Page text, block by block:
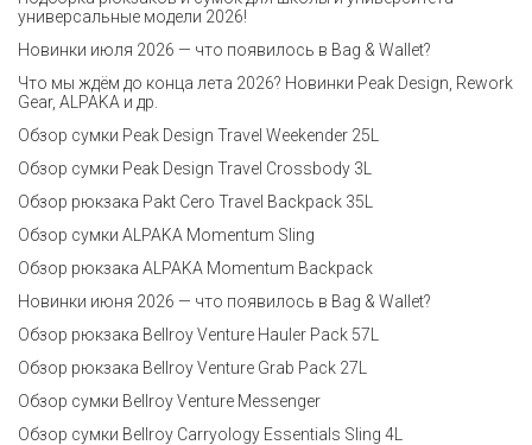
универсальные модели 2026!
Новинки июля 2026 — что появилось в Bag & Wallet?
Что мы ждём до конца лета 2026? Новинки Peak Design, Rework
Gear, ALPAKA и др.
Обзор сумки Peak Design Travel Weekender 25L
Обзор сумки Peak Design Travel Crossbody 3L
Обзор рюкзака Pakt Cero Travel Backpack 35L
Обзор сумки ALPAKA Momentum Sling
Обзор рюкзака ALPAKA Momentum Backpack
Новинки июня 2026 — что появилось в Bag & Wallet?
Обзор рюкзака Bellroy Venture Hauler Pack 57L
Обзор рюкзака Bellroy Venture Grab Pack 27L
Обзор сумки Bellroy Venture Messenger
Обзор сумки Bellroy Carryology Essentials Sling 4L